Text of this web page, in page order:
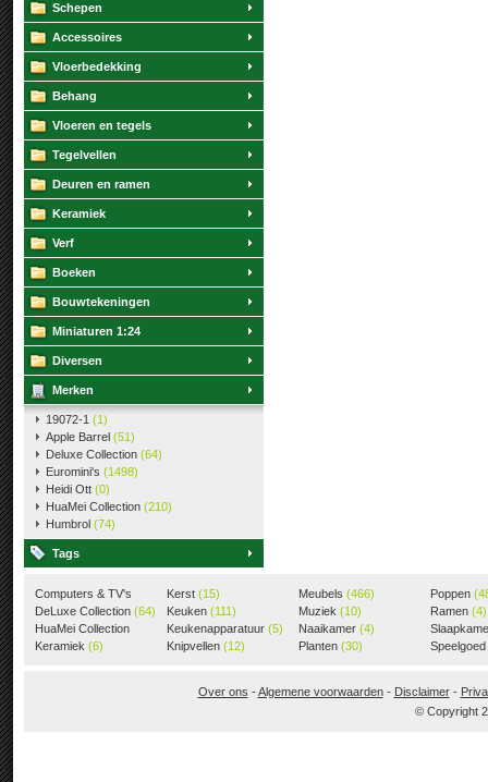
Schepen
Accessoires
Vloerbedekking
Behang
Vloeren en tegels
Tegelvellen
Deuren en ramen
Keramiek
Verf
Boeken
Bouwtekeningen
Miniaturen 1:24
Diversen
Merken
19072-1 (1)
Apple Barrel (51)
Deluxe Collection (64)
Euromini's (1498)
Heidi Ott (0)
HuaMei Collection (210)
Humbrol (74)
Tags
Computers & TV's
(18)
DeLuxe Collection (64)
HuaMei Collection
(205)
Keramiek (6)
Kerst (15)
Keuken (111)
Keukenapparatuur (5)
Knipvellen (12)
Meubels (466)
Muziek (10)
Naaikamer (4)
Planten (30)
Poppen
Ramen (4)
Speelgoed
Over ons -Algemene voorwaarden- Disclaimer-
© Copyright